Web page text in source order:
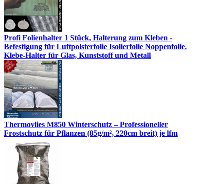
Profi Folienhalter 1 Stück, Halterung zum Kleben -
Befestigung für Luftpolsterfolie Isolierfolie Noppenfolie.
Klebe-Halter für Glas, Kunststoff und Metall
Thermovlies M850 Winterschutz – Professioneller
Frostschutz für Pflanzen (85g/m², 220cm breit) je lfm